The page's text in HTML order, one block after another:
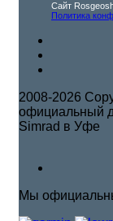
Сайт
Политика
2008-2026
официальный
Simrad в Уфе
Мы